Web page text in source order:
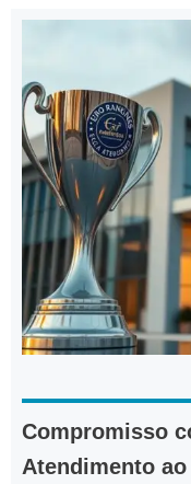
Compromisso
Atendimento